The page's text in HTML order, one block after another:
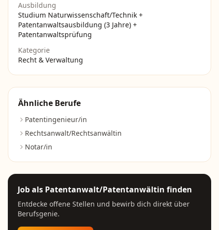
Ausbildung
Studium Naturwissenschaft/Technik +
Patentanwaltsausbildung (3 Jahre) +
Patentanwaltsprüfung
Kategorie
Recht & Verwaltung
Ähnliche Berufe
Patentingenieur/in
Rechtsanwalt/Rechtsanwältin
Notar/in
Job als Patentanwalt/Patentanwältin finden
Entdecke offene Stellen und bewirb dich direkt über
Berufsgenie.